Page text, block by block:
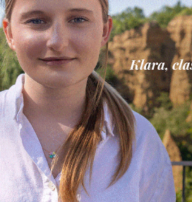
Un anno fa la strage in A1
Gianni, Giulia e Franco. Lo
processo, lo stop ai sorpassi
Cronaca 3 Agosto 2026
Scomparso da una struttura
Fiorentino l’uomo che aveva
Levane nel 2020